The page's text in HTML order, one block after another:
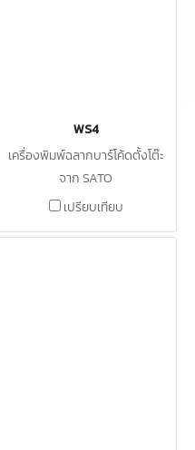
WS4
เครื่องพิมพ์ฉลากบาร์โค้ดตั้งโต๊ะ
จาก SATO
เปรียบเทียบ